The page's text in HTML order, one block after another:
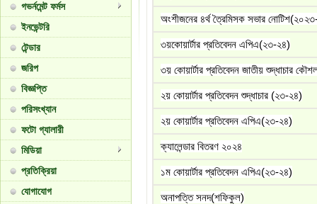
গভর্নমেন্ট ফর্মস
ইনভেন্টরি
টেন্ডার
জরিপ
বিজ্ঞপ্তি
পরিসংখ্যান
ফটো গ্যালারী
মিডিয়া
প্রতিক্রিয়া
যোগাযোগ
অংশীজনের ৪র্থ ত্রৈমিসক সভার
৩য়কোয়ার্টার প্রতিবেদন এপিএ(২৩-২৪)
৩য় কোয়ার্টার প্রতিবেদন জাতীয় শুদ্ধাচার
২য় কোয়ার্টার প্রতিবেদন শুদ্ধাচার (২৩-২৪)
২য় কোয়ার্টার প্রতিবেদন এপিএ(২৩-২৪)
ক্যালেন্ডার বিতরণ ২০২৪
১ম কোয়ার্টার প্রতিবেদন এপিএ(২৩-২৪)
অনাপত্তি সনদ(শফিকুল)